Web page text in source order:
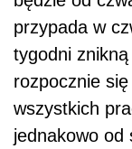
przypada w
tygodni
rozpocznie
wszystkich
jednakowo od